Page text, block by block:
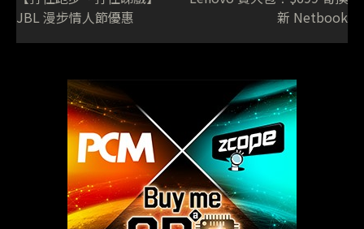
JBL 漫步情人節優惠
新 Netbook